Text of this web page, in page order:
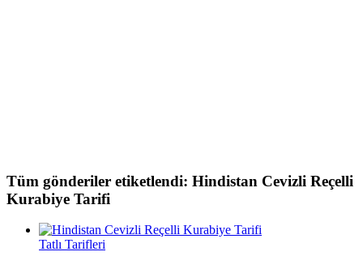
Tüm gönderiler etiketlendi: Hindistan Cevizli Reçelli
Kurabiye Tarifi
Tatlı Tarifleri